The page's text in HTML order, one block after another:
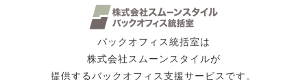
バックオフィス統括室は
株式会社スムーンスタイルが
提供するバックオフィス支援サービスです。